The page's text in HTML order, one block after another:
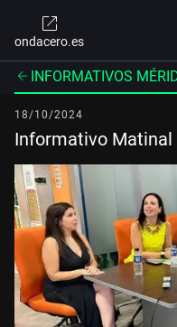
ondacero.es
INFORMATIVOS
18/10/2024
Informativo